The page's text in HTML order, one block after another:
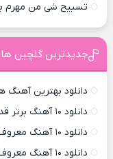
تسبیح شی من مهرم
جدیدترین گلچین ها
دانلود بهترین
دانلود ۱۰ آهنگ برتر قدیمی رپ فارسی نسل ۱ و ۲
دانلود ۱۰ آهنگ معروف هایده بهترین ها تکی و یکجا
دانلود ۱۰ آهنگ معروف ابی پرطرفدارترین ها (فول آلبوم)